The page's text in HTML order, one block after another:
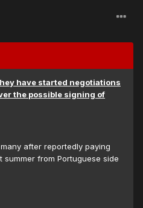
have started negotiations
the possible signing of
after reportedly paying
summer from Portuguese side